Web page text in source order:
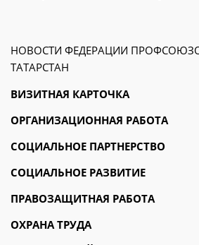
НОВОСТИ ФЕДЕРАЦИИ
ТАТАРСТАН
ВИЗИТНАЯ КАРТОЧКА
ОРГАНИЗАЦИОННАЯ РАБОТА
СОЦИАЛЬНОЕ ПАРТНЕРСТВО
СОЦИАЛЬНОЕ РАЗВИТИЕ
ПРАВОЗАЩИТНАЯ РАБОТА
ОХРАНА ТРУДА